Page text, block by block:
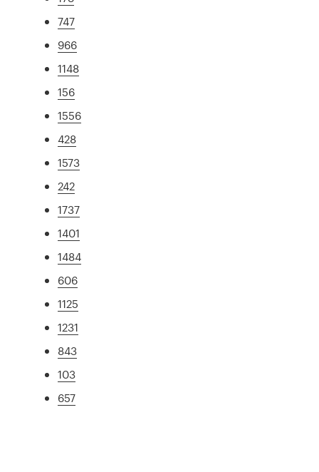
747
966
1148
156
1556
428
1573
242
1737
1401
1484
606
1125
1231
843
103
657